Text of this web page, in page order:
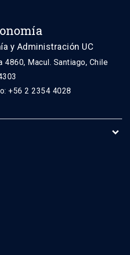
y Administración UC
4860, Macul. Santiago, Chile
+56 2 2354 4028